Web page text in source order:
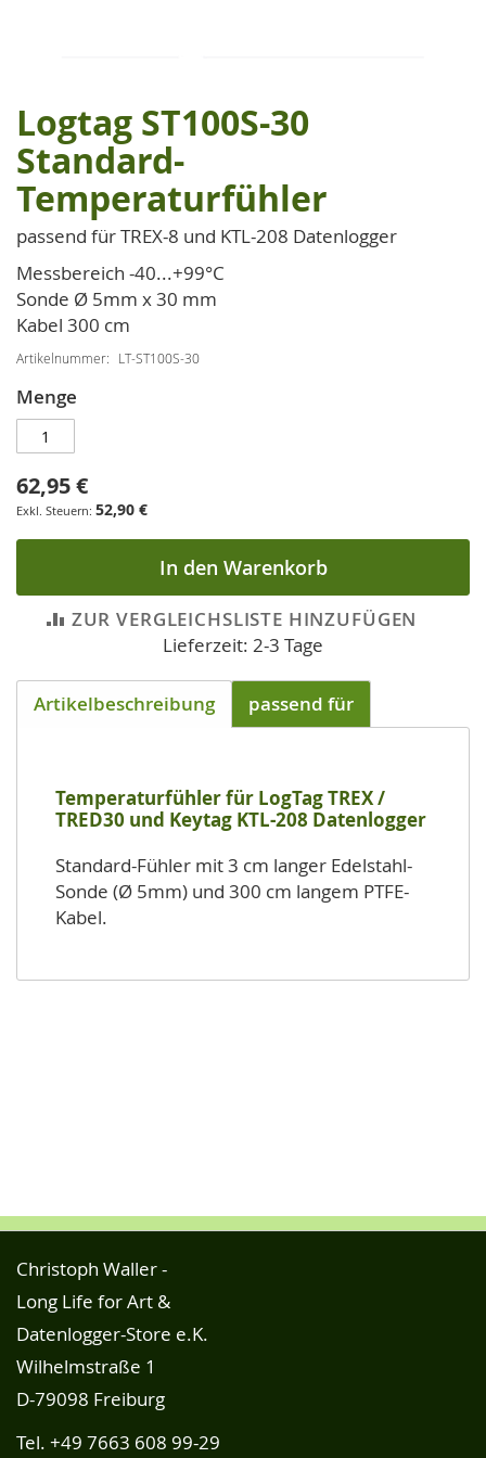
Zum
Anfang
der
Bildgalerie
springen
Logtag ST100S-30
Standard-
Temperaturfühler
passend für TREX-8 und KTL-208 Datenlogger
Messbereich -40...+99°C
Sonde Ø 5mm x 30 mm
Kabel 300 cm
Artikelnummer LT-ST100S-30
Menge
62,95 €
52,90 €
In den Warenkorb
ZUR VERGLEICHSLISTE HINZUFÜGEN
Lieferzeit: 2-3 Tage
Artikelbeschreibung passend für
Temperaturfühler für LogTag TREX /
TRED30 und Keytag KTL-208 Datenlogger
Standard-Fühler mit 3 cm langer Edelstahl-
Sonde (Ø 5mm) und 300 cm langem PTFE-
Kabel.
Christoph Waller -
Long Life for Art &
Datenlogger-Store e.K.
Wilhelmstraße 1
D-79098 Freiburg
Tel. +49 7663 608 99-29